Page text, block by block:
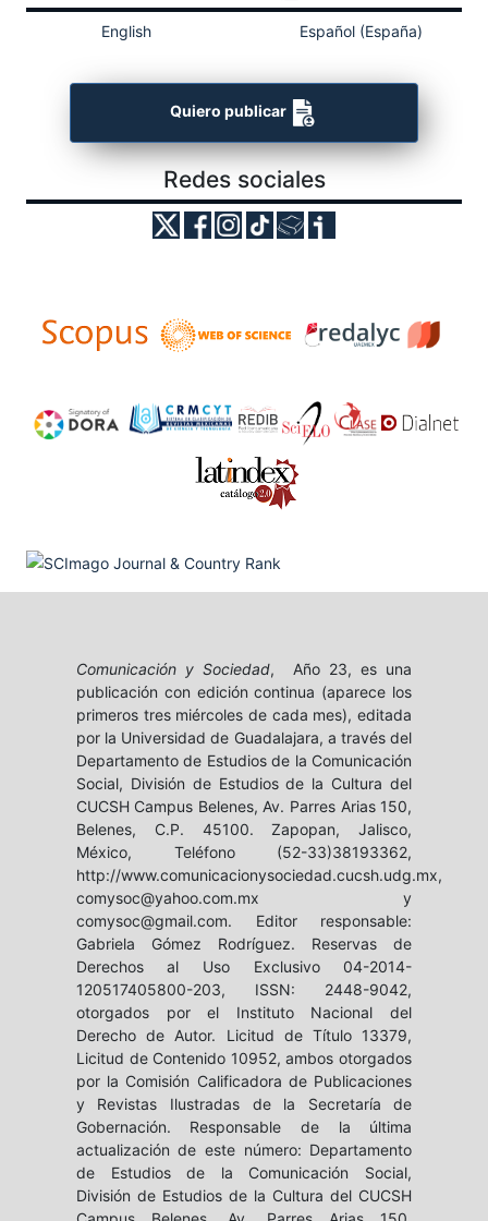
English Español (España)
Quiero publicar
Redes sociales
Comunicación y Sociedad, Año 23, es una
publicación con edición continua (aparece los
primeros tres miércoles de cada mes), editada
por la Universidad de Guadalajara, a través del
Departamento de Estudios de la Comunicación
Social, División de Estudios de la Cultura del
CUCSH Campus Belenes, Av. Parres Arias 150,
Belenes, C.P. 45100. Zapopan, Jalisco,
México, Teléfono (52-33)38193362,
http://www.comunicacionysociedad.cucsh.udg.mx,
comysoc@yahoo.com.mx y
comysoc@gmail.com. Editor responsable:
Gabriela Gómez Rodríguez. Reservas de
Derechos al Uso Exclusivo 04-2014-
120517405800-203, ISSN: 2448-9042,
otorgados por el Instituto Nacional del
Derecho de Autor. Licitud de Título 13379,
Licitud de Contenido 10952, ambos otorgados
por la Comisión Calificadora de Publicaciones
y Revistas Ilustradas de la Secretaría de
Gobernación. Responsable de la última
actualización de este número: Departamento
de Estudios de la Comunicación Social,
División de Estudios de la Cultura del CUCSH